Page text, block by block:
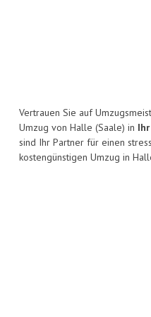
Vertrauen Sie auf
Umzug von Halle (Saale) in
sind Ihr Partner für einen
kostengünstigen Umzug in